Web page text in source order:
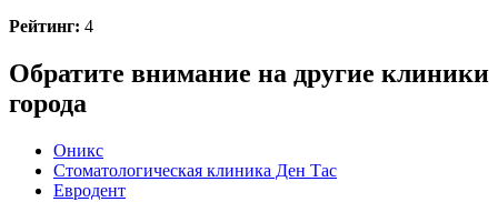
Рейтинг: 4
Обратите внимание на другие клиники
города
Оникс
Стоматологическая клиника Ден Тас
Евродент